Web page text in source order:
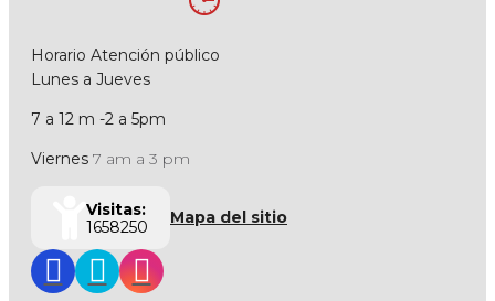
Horario Atención público
Lunes a Jueves
7 a 12 m -2 a 5pm
Viernes 7 am a 3 pm
Visitas:
1658250
Mapa del sitio